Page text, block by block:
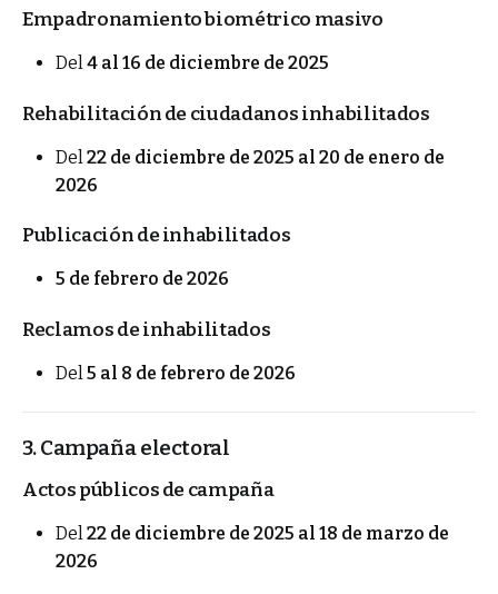
Empadronamiento biométrico masivo
Del4 al 16 de diciembre de 2025
Rehabilitación de ciudadanos inhabilitados
Del22 de diciembre de 2025 al 20 de enero de
2026
Publicación de inhabilitados
5 de febrero de 2026
Reclamos de inhabilitados
Del5 al 8 de febrero de 2026
3. Campaña electoral
Actos públicos de campaña
Del22 de diciembre de 2025 al 18 de marzo de
2026